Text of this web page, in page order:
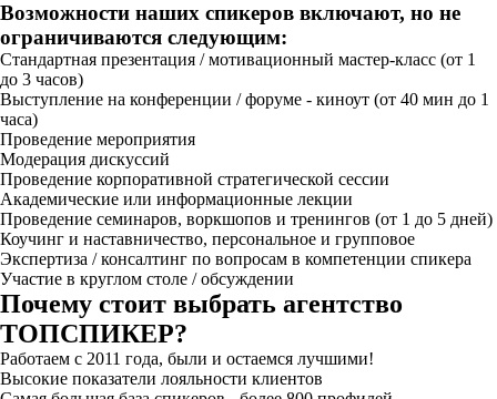
Возможности наших спикеров включают, но не
ограничиваются следующим:
Стандартная презентация / мотивационный мастер-класс (от 1
до 3 часов)
Выступление на конференции / форуме - киноут (от 40 мин до 1
часа)
Проведение мероприятия
Модерация дискуссий
Проведение корпоративной стратегической сессии
Академические или информационные лекции
Проведение семинаров, воркшопов и тренингов (от 1 до 5 дней)
Коучинг и наставничество, персональное и групповое
Экспертиза / консалтинг по вопросам в компетенции спикера
Участие в круглом столе / обсуждении
Почему стоит выбрать агентство
ТОПСПИКЕР?
Работаем с 2011 года, были и остаемся лучшими!
Высокие показатели лояльности клиентов